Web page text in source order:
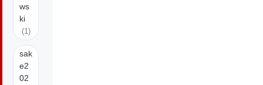
ws
ki
(1)
sak
e2
02